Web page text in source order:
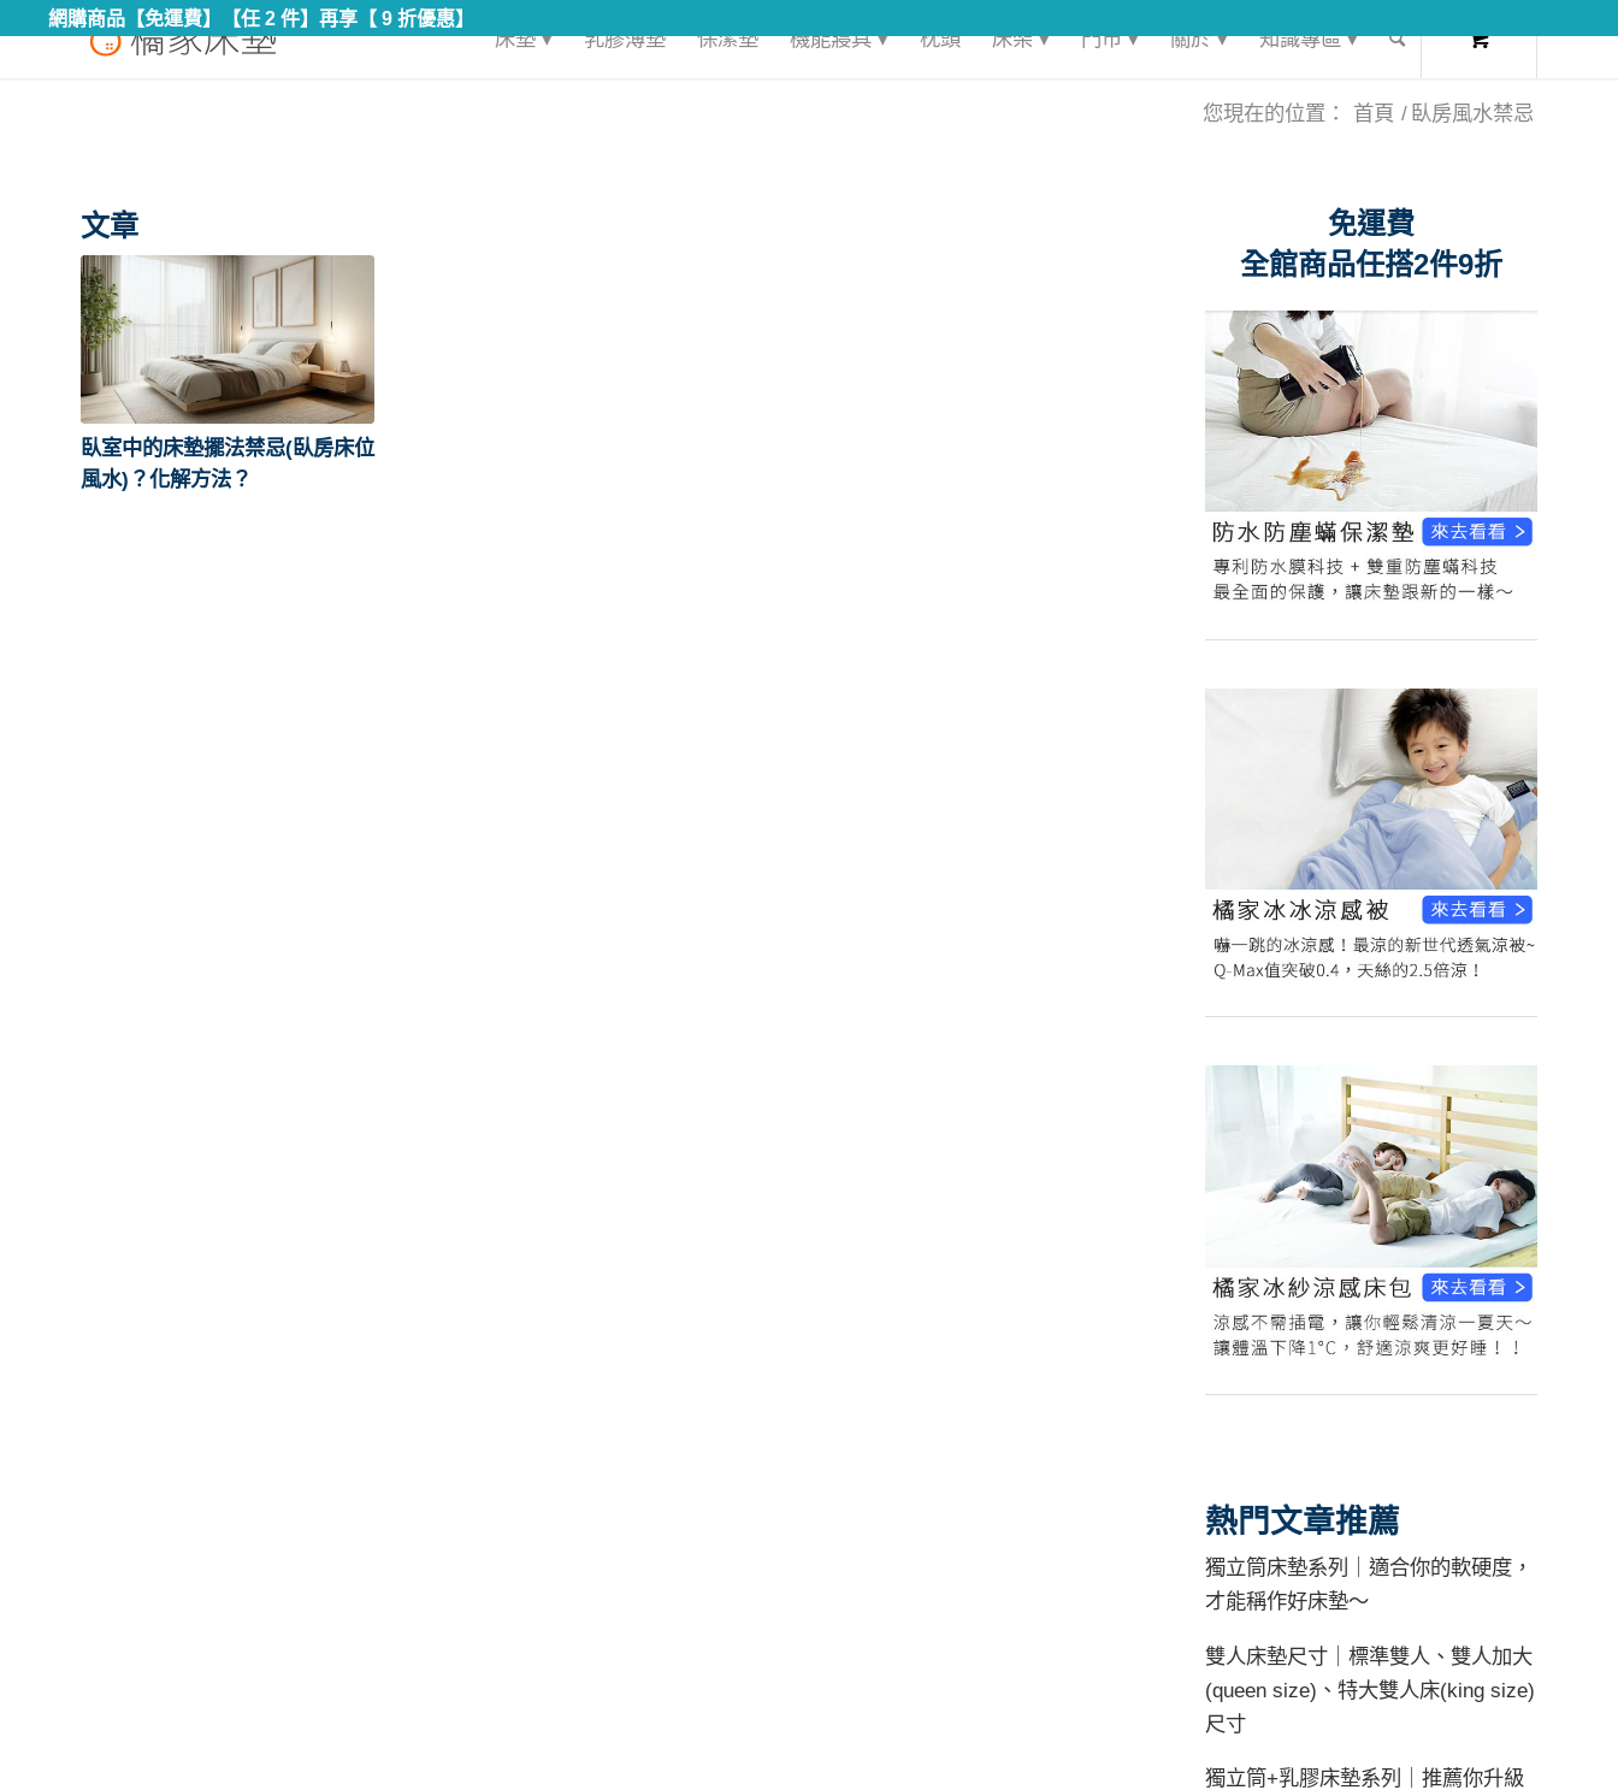
網購商品【免運費】【任 2 件】再享【 9 折優惠】
床墊 ▾ 乳膠薄墊 保潔墊 機能寢具 ▾ 枕頭 床架 ▾ 門市 ▾ 關於 ▾ 知識專區 ▾
您現在的位置： 首頁 / 臥房風水禁忌
文章
臥室中的床墊擺法禁忌(臥房床位
風水)？化解方法？
免運費
全館商品任搭2件9折
熱門文章推薦
獨立筒床墊系列｜適合你的軟硬度，
才能稱作好床墊～
雙人床墊尺寸｜標準雙人、雙人加大
(queen size)、特大雙人床(king size)
尺寸
獨立筒+乳膠床墊系列｜推薦你升級